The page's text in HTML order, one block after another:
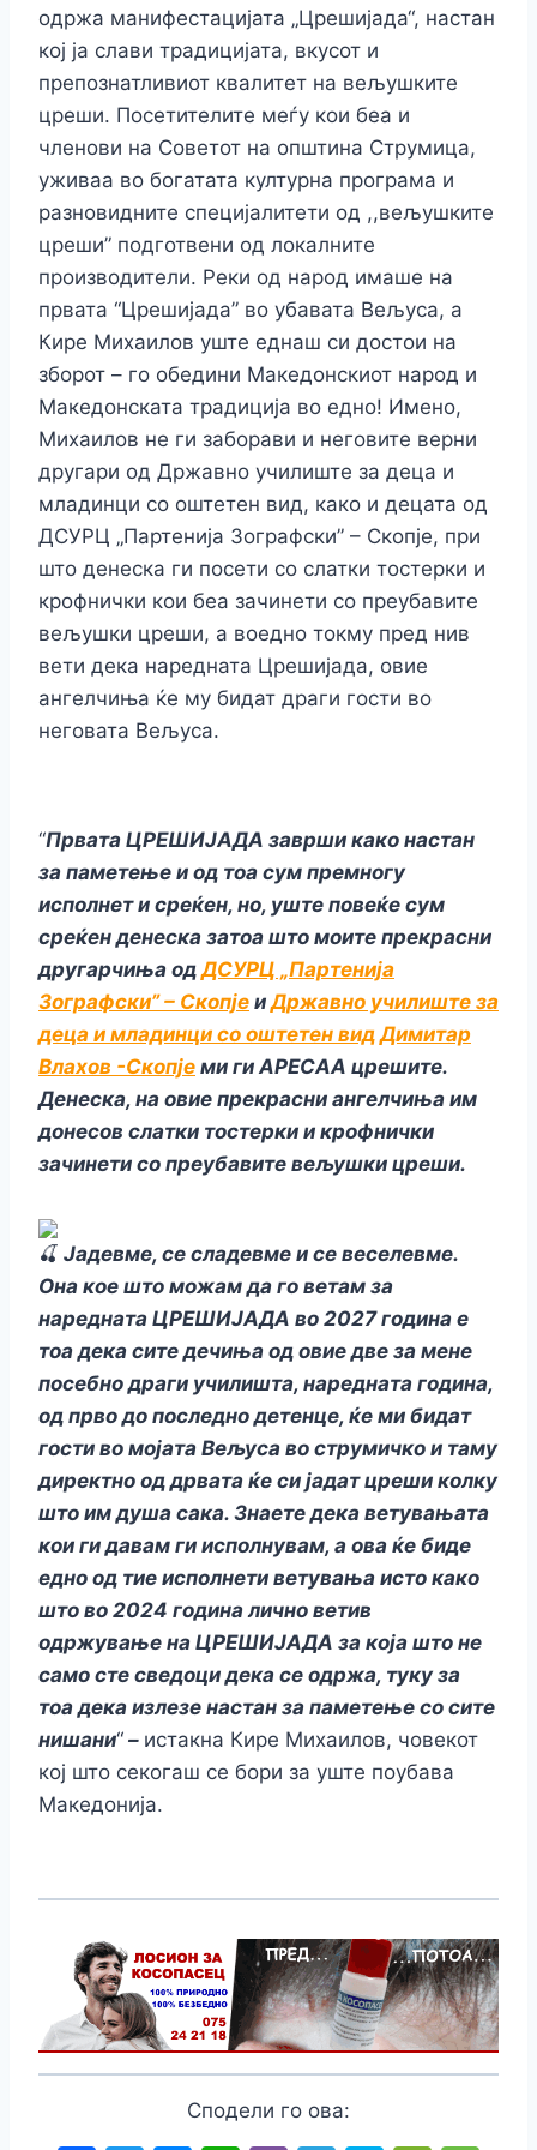
одржа манифестацијата „Црешијада“, настан
кој ја слави традицијата, вкусот и
препознатливиот квалитет на вељушките
цреши. Посетителите меѓу кои беа и
членови на Советот на општина Струмица,
уживаа во богатата културна програма и
разновидните специјалитети од ,,вељушките
цреши” подготвени од локалните
производители. Реки од народ имаше на
првата “Црешијада” во убавата Вељуса, а
Кире Михаилов уште еднаш си достои на
зборот – го обедини Македонскиот народ и
Македонската традиција во едно! Имено,
Михаилов не ги заборави и неговите верни
другари од Државно училиште за деца и
младинци со оштетен вид, како и децата од
ДСУРЦ „Партенија Зографски” – Скопје, при
што денеска ги посети со слатки тостерки и
крофнички кои беа зачинети со преубавите
вељушки цреши, а воедно токму пред нив
вети дека наредната Црешијада, овие
ангелчиња ќе му бидат драги гости во
неговата Вељуса.
“Првата ЦРЕШИЈАДА заврши како настан
за паметење и од тоа сум премногу
исполнет и среќен, но, уште повеќе сум
среќен денеска затоа што моите прекрасни
другарчиња одДСУРЦ „Партенија
Зографски” – Скопје иДржавно училиште за
деца и младинци со оштетен вид Димитар
Влахов -Скопје ми ги АРЕСАА црешите.
Денеска, на овие прекрасни ангелчиња им
донесов слатки тостерки и крофнички
зачинети со преубавите вељушки цреши.
Јадевме, се сладевме и се веселевме.
Она кое што можам да го ветам за
наредната ЦРЕШИЈАДА во 2027 година е
тоа дека сите дечиња од овие две за мене
посебно драги училишта, наредната година,
од прво до последно детенце, ќе ми бидат
гости во мојата Вељуса во струмичко и таму
директно од дрвата ќе си јадат цреши колку
што им душа сака. Знаете дека ветувањата
кои ги давам ги исполнувам, а ова ќе биде
едно од тие исполнети ветувања исто како
што во 2024 година лично ветив
одржување на ЦРЕШИЈАДА за која што не
само сте сведоци дека се одржа, туку за
тоа дека излезе настан за паметење со сите
нишани“ – истакна Кире Михаилов, човекот
кој што секогаш се бори за уште поубава
Македонија.
Сподели го ова: